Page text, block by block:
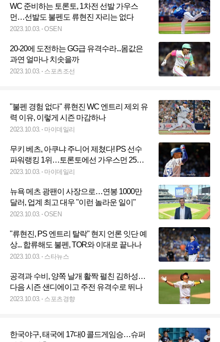
WC 준비하는 토론토, 1차전 선발 가우스
먼…선발도 불펜도 류현진 자리는 없다
2023.10.03. OSEN
20-20에 도전하는 GG급 유격수라...몸값은
과연 얼마나 치솟을까
2023.10.03. 스포츠조선
"불펜 경험 없다" 류현진 WC 엔트리 제외 유
력 이유, 이렇게 시즌 마감하나
2023.10.03. 마이데일리
무키 베츠, 아쿠냐 주니어 제쳤다! PS 선수
파워랭킹 1위…토론토에선 가우스먼 25위
로 최고
2023.10.03. 마이데일리
뉴욕 메츠 광팬이 사장으로…연봉 1000만
달러, 업계 최고 대우 "이런 놀라운 일이"
2023.10.03. OSEN
"류현진, PS 엔트리 탈락" 현지 언론 잇단 예
상... 합류해도 불펜, TOR와 이대로 끝나나
2023.10.03. 스타뉴스
공격과 수비, 양쪽 날개 활짝 펼친 김하성…
다음 시즌 샌디에이고 주전 유격수로 뛰나
2023.10.03. 스포츠경향
한국야구, 태국에 17대0 콜드게임승…슈퍼